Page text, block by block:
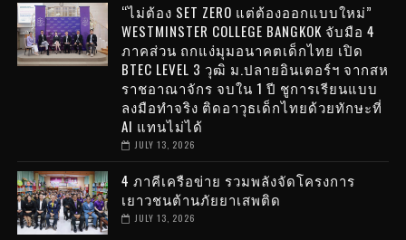
“ไม่ต้อง SET ZERO แต่ต้องออกแบบใหม่”
WESTMINSTER COLLEGE BANGKOK จับมือ 4
ภาคส่วน ถกแง่มุมอนาคตเด็กไทย เปิด
BTEC LEVEL 3 วุฒิ ม.ปลายอินเตอร์ฯ จากสห
ราชอาณาจักร จบใน 1 ปี ชูการเรียนแบบ
ลงมือทำจริง ติดอาวุธเด็กไทยด้วยทักษะที่
AI แทนไม่ได้
JULY 13, 2026
4 ภาคีเครือข่าย รวมพลังจัดโครงการ
เยาวชนต้านภัยยาเสพติด
JULY 13, 2026